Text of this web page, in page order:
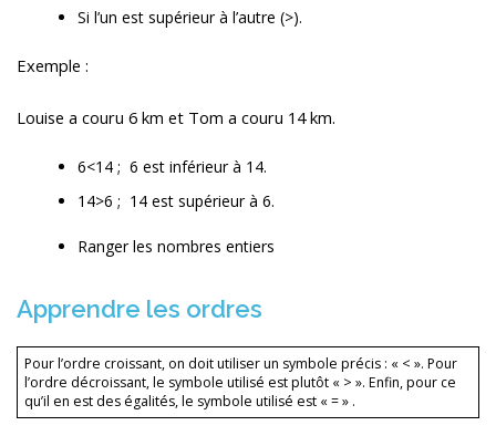
Si l’un est supérieur à l’autre (>).
Exemple :
Louise a couru 6 km et Tom a couru 14 km.
6<14 ; 6 est inférieur à 14.
14>6 ; 14 est supérieur à 6.
Ranger les nombres entiers
Apprendre les ordres
Pour l’ordre croissant, on doit utiliser un symbole précis : « < ». Pour
l’ordre décroissant, le symbole utilisé est plutôt « > ». Enfin, pour ce
qu’il en est des égalités, le symbole utilisé est « = » .